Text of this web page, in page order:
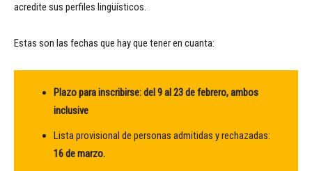
acredite sus perfiles lingüísticos.
Estas son las fechas que hay que tener en cuanta:
Plazo para inscribirse: del 9 al 23 de febrero, ambos
inclusive
Lista provisional de personas admitidas y rechazadas:
16 de marzo.